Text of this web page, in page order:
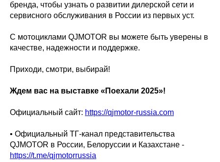
бренда, чтобы узнать о развитии дилерской сети и
сервисного обслуживания в России из первых уст.
С мотоциклами QJMOTOR вы можете быть уверены в
качестве, надежности и поддержке.
Приходи, смотри, выбирай!
Ждем вас на выставке «Поехали 2025»!
Официальный сайт: https://qjmotor-russia.com
• Официальный ТГ-канал представительства
QJMOTOR в России, Белоруссии и Казахстане -
https://t.me/qjmotorrussia